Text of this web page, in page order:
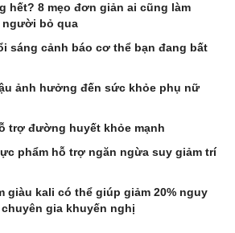
hết? 8 mẹo đơn giản ai cũng làm
bỏ qua
sáng cảnh báo cơ thể bạn đang bất
ảnh hưởng đến sức khỏe phụ nữ
trợ đường huyết khỏe mạnh
phẩm hỗ trợ ngăn ngừa suy giảm trí
giàu kali có thể giúp giảm 20% nguy
gia khuyến nghị